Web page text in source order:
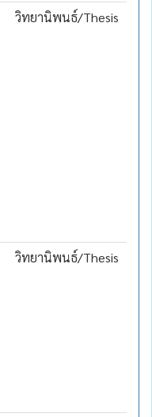
วิทยานิพนธ์/Thesis
วิทยานิพนธ์/Thesis